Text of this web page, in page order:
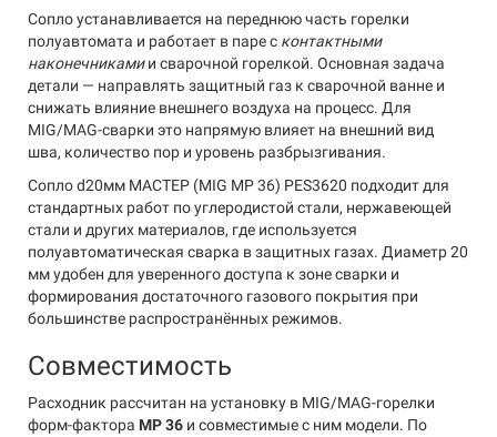
Сопло устанавливается на переднюю часть горелки
полуавтомата и работает в паре с контактными
наконечникамии сварочной горелкой. Основная задача
детали — направлять защитный газ к сварочной ванне и
снижать влияние внешнего воздуха на процесс. Для
MIG/MAG-сварки это напрямую влияет на внешний вид
шва, количество пор и уровень разбрызгивания.
Сопло d20мм МАСТЕР (MIG MP 36) PES3620 подходит для
стандартных работ по углеродистой стали, нержавеющей
стали и других материалов, где используется
полуавтоматическая сварка в защитных газах. Диаметр 20
мм удобен для уверенного доступа к зоне сварки и
формирования достаточного газового покрытия при
большинстве распространённых режимов.
Совместимость
Расходник рассчитан на установку в MIG/MAG-горелки
форм-фактора MP 36 и совместимые с ним модели. По